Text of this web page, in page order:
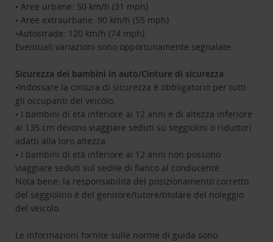
• Aree urbane: 50 km/h (31 mph)
• Aree extraurbane: 90 km/h (55 mph)
•Autostrade: 120 km/h (74 mph)
Eventuali variazioni sono opportunamente segnalate.
Sicurezza dei bambini in auto/Cinture di sicurezza
•Indossare la cintura di sicurezza è obbligatorio per tutti
gli occupanti del veicolo.
• I bambini di età inferiore ai 12 anni e di altezza inferiore
ai 135 cm devono viaggiare seduti su seggiolini o riduttori
adatti alla loro altezza.
• I bambini di età inferiore ai 12 anni non possono
viaggiare seduti sul sedile di fianco al conducente.
Nota bene: la responsabilità del posizionamento corretto
del seggiolino è del genitore/tutore/titolare del noleggio
del veicolo.
Le informazioni fornite sulle norme di guida sono